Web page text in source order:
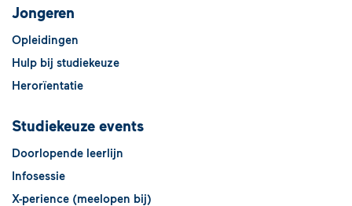
Jongeren
Opleidingen
Hulp bij studiekeuze
Herorïentatie
Studiekeuze events
Doorlopende leerlijn
Infosessie
X-perience (meelopen bij)